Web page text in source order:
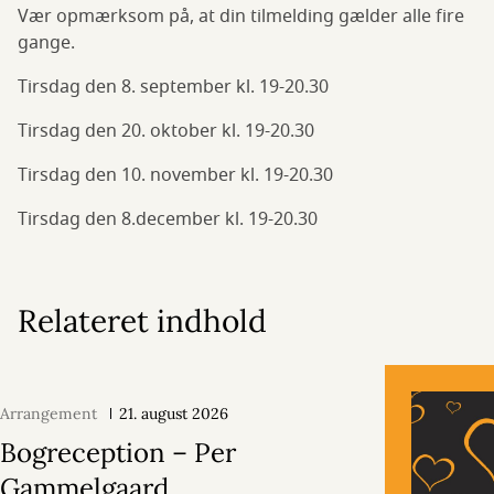
Vær opmærksom på, at din tilmelding gælder alle fire
gange.
Tirsdag den 8. september kl. 19-20.30
Tirsdag den 20. oktober kl. 19-20.30
Tirsdag den 10. november kl. 19-20.30
Tirsdag den 8.december kl. 19-20.30
Relateret indhold
Arrangement 21. august 2026
Bogreception – Per